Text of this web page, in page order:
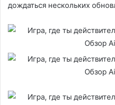
дождаться нескольких